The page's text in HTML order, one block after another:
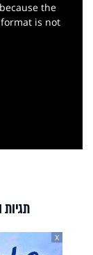
the
is not
תגיות
X